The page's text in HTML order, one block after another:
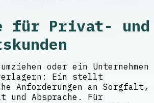
für Privat- und
oder ein Unternehmen
Ein stellt
Anforderungen an Sorgfalt,
und Absprache. Für